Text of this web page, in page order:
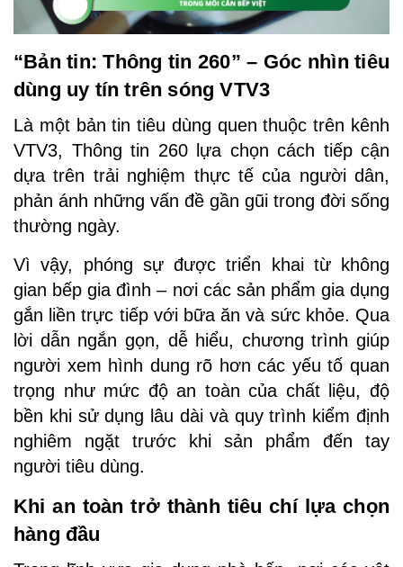
“Bản tin: Thông tin 260” – Góc nhìn tiêu
dùng uy tín trên sóng VTV3
Là một bản tin tiêu dùng quen thuộc trên kênh
VTV3, Thông tin 260 lựa chọn cách tiếp cận
dựa trên trải nghiệm thực tế của người dân,
phản ánh những vấn đề gần gũi trong đời sống
thường ngày.
Vì vậy, phóng sự được triển khai từ không
gian bếp gia đình – nơi các sản phẩm gia dụng
gắn liền trực tiếp với bữa ăn và sức khỏe. Qua
lời dẫn ngắn gọn, dễ hiểu, chương trình giúp
người xem hình dung rõ hơn các yếu tố quan
trọng như mức độ an toàn của chất liệu, độ
bền khi sử dụng lâu dài và quy trình kiểm định
nghiêm ngặt trước khi sản phẩm đến tay
người tiêu dùng.
Khi an toàn trở thành tiêu chí lựa chọn
hàng đầu